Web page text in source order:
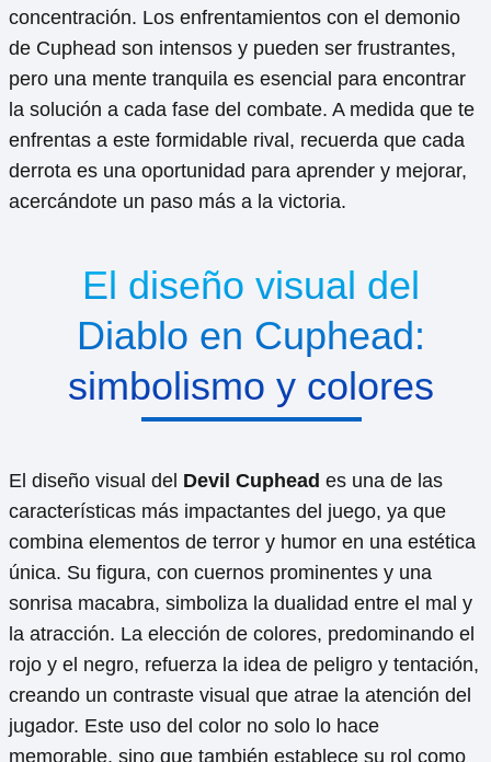
concentración. Los enfrentamientos con el demonio
de Cuphead son intensos y pueden ser frustrantes,
pero una mente tranquila es esencial para encontrar
la solución a cada fase del combate. A medida que te
enfrentas a este formidable rival, recuerda que cada
derrota es una oportunidad para aprender y mejorar,
acercándote un paso más a la victoria.
El diseño visual del
Diablo en Cuphead:
simbolismo y colores
El diseño visual del Devil Cuphead es una de las
características más impactantes del juego, ya que
combina elementos de terror y humor en una estética
única. Su figura, con cuernos prominentes y una
sonrisa macabra, simboliza la dualidad entre el mal y
la atracción. La elección de colores, predominando el
rojo y el negro, refuerza la idea de peligro y tentación,
creando un contraste visual que atrae la atención del
jugador. Este uso del color no solo lo hace
memorable, sino que también establece su rol como